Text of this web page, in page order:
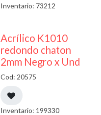
Inventario: 73212
50% DESCUENTO
Acrílico K1010
redondo chaton
2mm Negro x Und
Cod: 20575
Inventario: 199330